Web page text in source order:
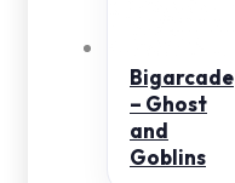
Bigarcade
– Ghost
and
Goblins